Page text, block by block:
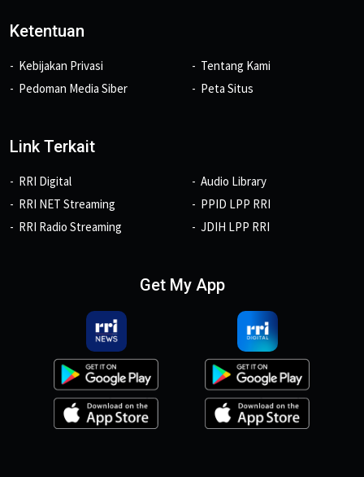
Ketentuan
Kebijakan Privasi
Pedoman Media Siber
Tentang Kami
Peta Situs
Link Terkait
RRI Digital
RRI NET Streaming
RRI Radio Streaming
Audio Library
PPID LPP RRI
JDIH LPP RRI
Get My App